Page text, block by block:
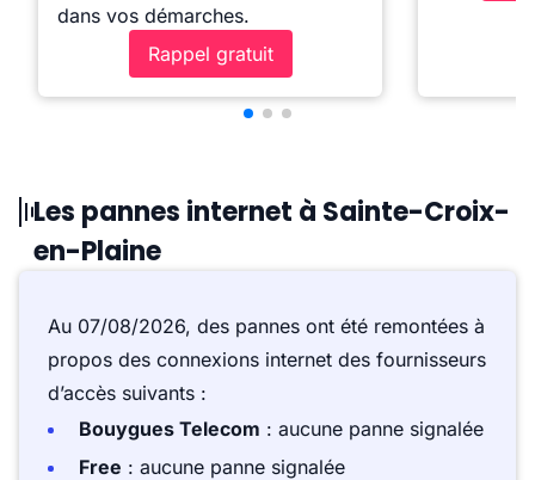
dans vos démarches.
Rappel gratuit
Les pannes internet à Sainte-Croix-
en-Plaine
Au 07/08/2026, des pannes ont été remontées à
propos des connexions internet des fournisseurs
d’accès suivants :
Bouygues Telecom : aucune panne signalée
Free : aucune panne signalée